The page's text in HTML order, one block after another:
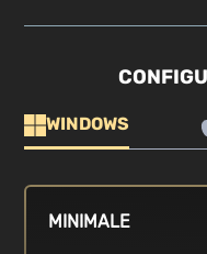
WINDOWS
MINIMALE